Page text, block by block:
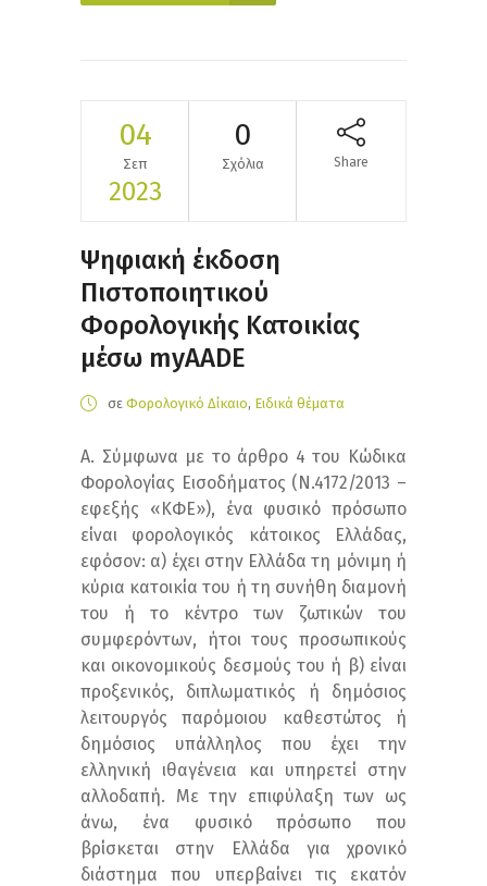
04
Σεπ
2023
0
Σχόλια Share
Ψηφιακή έκδοση
Πιστοποιητικού
Φορολογικής Κατοικίας
μέσω myAADE
σε Φορολογικό Δίκαιο, Ειδικά θέματα
Α. Σύμφωνα με το άρθρο 4 του Κώδικα
Φορολογίας Εισοδήματος (Ν.4172/2013 –
εφεξής «ΚΦΕ»), ένα φυσικό πρόσωπο
είναι φορολογικός κάτοικος Ελλάδας,
εφόσον: α) έχει στην Ελλάδα τη μόνιμη ή
κύρια κατοικία του ή τη συνήθη διαμονή
του ή το κέντρο των ζωτικών του
συμφερόντων, ήτοι τους προσωπικούς
και οικονομικούς δεσμούς του ή β) είναι
προξενικός, διπλωματικός ή δημόσιος
λειτουργός παρόμοιου καθεστώτος ή
δημόσιος υπάλληλος που έχει την
ελληνική ιθαγένεια και υπηρετεί στην
αλλοδαπή. Με την επιφύλαξη των ως
άνω, ένα φυσικό πρόσωπο που
βρίσκεται στην Ελλάδα για χρονικό
διάστημα που υπερβαίνει τις εκατόν